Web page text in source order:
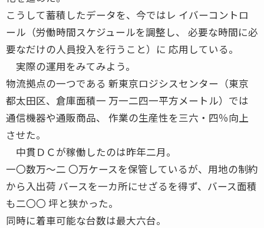
こうして蓄積したデータを、今ではレ イバーコントロ
ール（労働時間スケジュールを調整し、 必要な時間に必
要なだけの人員投入を行うこと）に 応用している。
実際の運用をみてみよう。
物流拠点の一つである 新東京ロジシスセンター（東京
都太田区、倉庫面積一 万一二四一平方メートル）では
通信機器や通販商品、 作業の生産性を三六・四％向上
させた。
中貫ＤＣが稼働したのは昨年二月。
一〇数万〜二 〇万ケースを保管しているが、用地の制約
から入出荷 バースを一カ所にせざるを得ず、バース面積
も二〇〇 坪と狭かった。
同時に着車可能な台数は最大六台。